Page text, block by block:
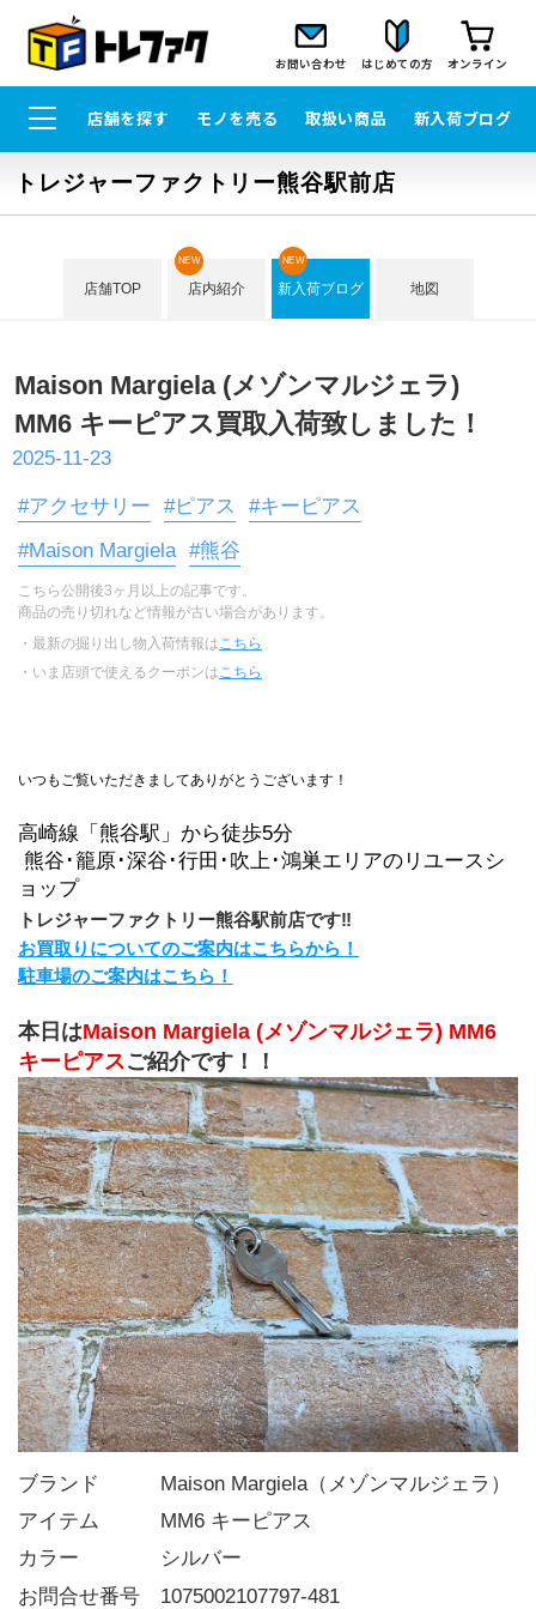
お問い合わせ はじめての方 オンライン
店舗を探す モノを売る 取扱い商品 新入荷ブログ
トレジャーファクトリー熊谷駅前店
店舗TOP 店内紹介
NEW
新入荷ブログ
NEW
地図
Maison Margiela (メゾンマルジェラ)
MM6 キーピアス買取入荷致しました！
2025-11-23
#アクセサリー #ピアス
#キーピアス
#Maison Margiela #熊谷
こちら公開後3ヶ月以上の記事です。
商品の売り切れなど情報が古い場合があります。
・最新の掘り出し物入荷情報は こちら
・いま店頭で使えるクーポンは こちら
いつもご覧いただきましてありがとうございます！
高崎線「熊谷駅」から徒歩5分
ョップ
トレジャーファクトリー熊谷駅前店です‼
お買取りについてのご案内はこちらから！
駐車場のご案内はこちら！
本日はMaison Margiela (メゾンマルジェラ) MM6
キーピアスご紹介です！！
ブランド   Maison Margiela（メゾンマルジェラ）
アイテム   MM6 キーピアス
カラー    シルバー
お問合せ番号 1075002107797-481